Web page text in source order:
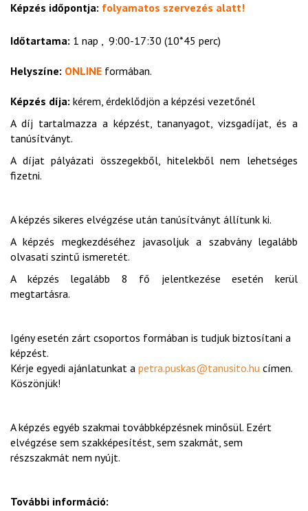
Képzés időpontja: folyamatos szervezés alatt!
Időtartama: 1 nap , 9:00-17:30 (10*45 perc)
Helyszíne: ONLINE formában.
Képzés díja: kérem, érdeklődjön a képzési vezetőnél
A díj tartalmazza a képzést, tananyagot, vizsgadíjat, és a
tanúsítványt.
A díjat pályázati összegekből, hitelekből nem lehetséges
fizetni.
A képzés sikeres elvégzése után tanúsítványt állítunk ki.
A képzés megkezdéséhez javasoljuk a szabvány legalább
olvasati szintű ismeretét.
A képzés legalább 8 fő jelentkezése esetén kerül
megtartásra.
Igény esetén zárt csoportos formában is tudjuk biztosítani a
képzést.
Kérje egyedi ajánlatunkat a petra.puskas@tanusito.hu címen.
Köszönjük!
A képzés egyéb szakmai továbbképzésnek minősül. Ezért
elvégzése sem szakképesítést, sem szakmát, sem
részszakmát nem nyújt.
További információ: